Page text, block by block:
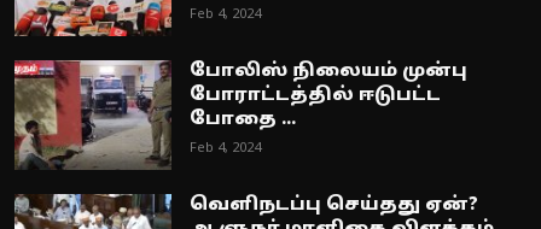
Feb 4, 2024
போலிஸ் நிலையம் முன்பு
போராட்டத்தில் ஈடுபட்ட
போதை ...
Feb 4, 2024
வெளிநடப்பு செய்தது ஏன்?